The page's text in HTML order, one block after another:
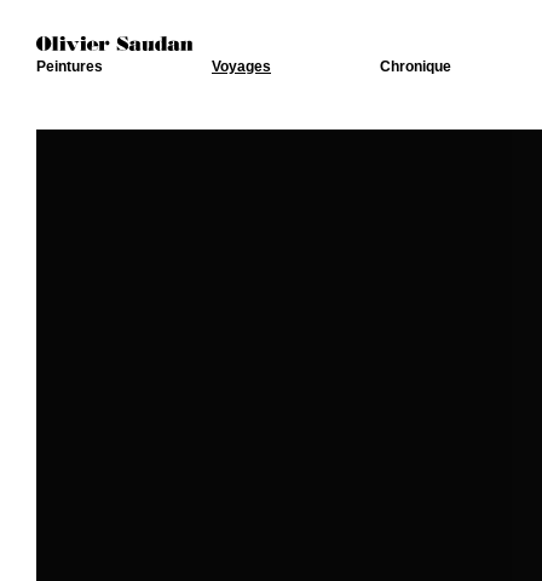
Peintures Voyages Chronique